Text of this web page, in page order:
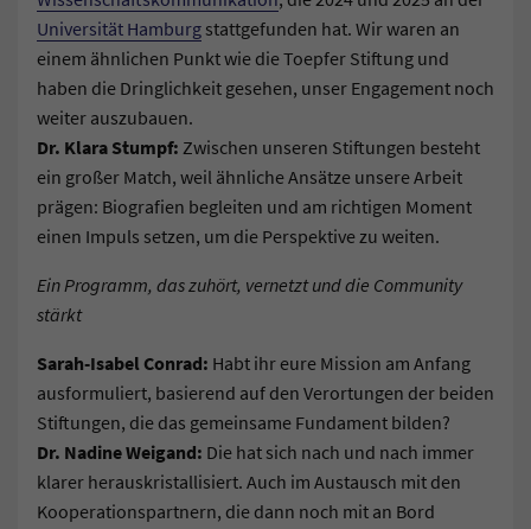
Universität Hamburg stattgefunden hat. Wir waren an
einem ähnlichen Punkt wie die Toepfer Stiftung und
haben die Dringlichkeit gesehen, unser Engagement noch
weiter auszubauen.
Dr. Klara Stumpf: Zwischen unseren Stiftungen besteht
ein großer Match, weil ähnliche Ansätze unsere Arbeit
prägen: Biografien begleiten und am richtigen Moment
einen Impuls setzen, um die Perspektive zu weiten.
Ein Programm, das zuhört, vernetzt und die Community
stärkt
Sarah-Isabel Conrad: Habt ihr eure Mission am Anfang
ausformuliert, basierend auf den Verortungen der beiden
Stiftungen, die das gemeinsame Fundament bilden?
Dr. Nadine Weigand: Die hat sich nach und nach immer
klarer herauskristallisiert. Auch im Austausch mit den
Kooperationspartnern, die dann noch mit an Bord